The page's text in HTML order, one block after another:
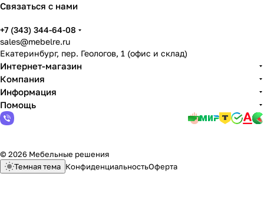
Связаться с нами
+7 (343) 344-64-08
sales@mebelre.ru
Екатеринбург, пер. Геологов, 1 (офис и склад)
Интернет-магазин
Компания
Информация
Помощь
© 2026 Мебельные решения
Темная тема КонфиденциальностьОферта